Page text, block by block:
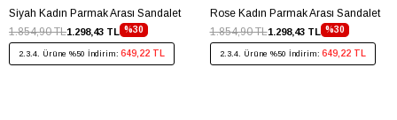
Siyah Kadın Parmak Arası Sandalet
%30
1.298,43 TL
1.854,90 TL
2.3.4. Ürüne %50 İndirim: 649,22 TL
Rose Kadın Parmak Arası Sandalet
%30
1.298,43 TL
1.854,90 TL
2.3.4. Ürüne %50 İndirim: 649,22 TL